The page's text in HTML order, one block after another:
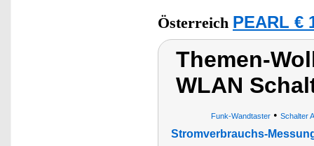
Österreich PEARL €
Themen-
WLAN
Funk-Wandtaster• Schalter
Stromverbrauchs-